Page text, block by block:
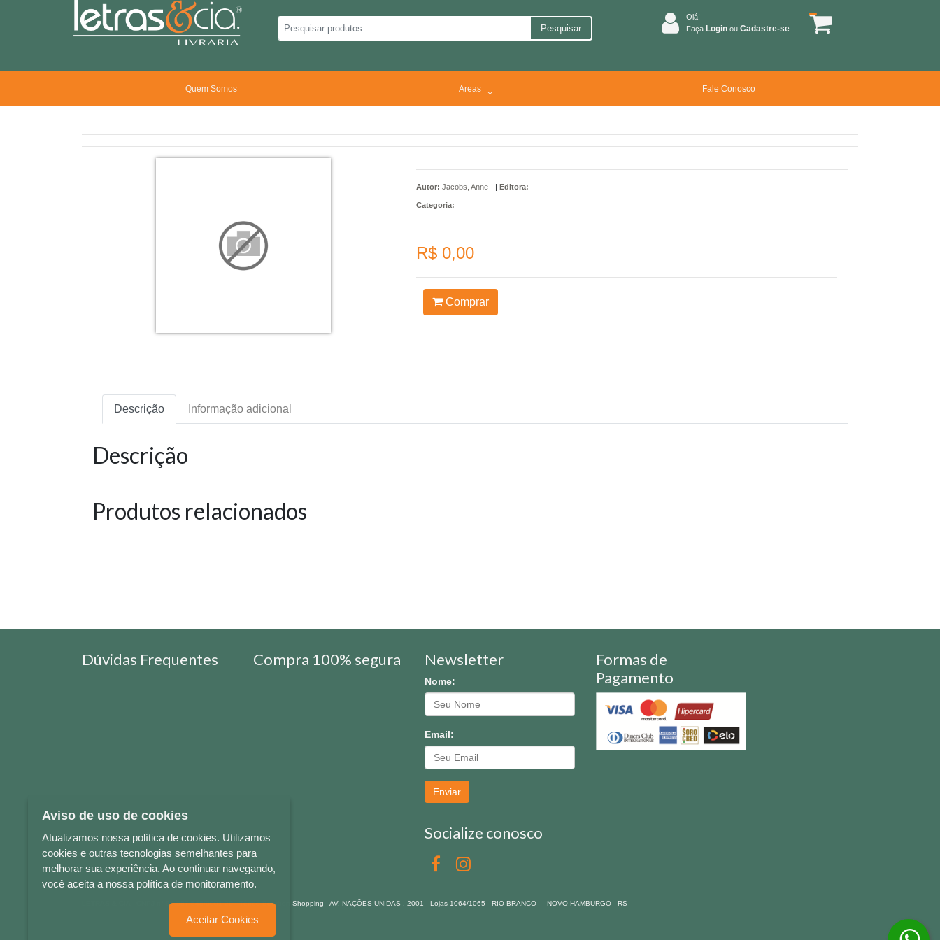
Pesquisar
Olá!
Faça Login ou Cadastre-se
Quem Somos Areas Fale Conosco
Autor: Jacobs, Anne | Editora:
Categoria:
R$ 0,00
Comprar
Descrição Informação adicional
Descrição
Produtos relacionados
Dúvidas Frequentes Compra 100% segura Newsletter
Nome:
Email:
Enviar
Socialize conosco
Formas de
Pagamento
LETRAS & CIA - CNPJ n° 88.587.548/0001-20 - Térreo Bourbon Shopping - AV. NAÇÕES UNIDAS , 2001 - Lojas 1064/1065 - RIO BRANCO - - NOVO HAMBURGO - RS
Aviso de uso de cookies
Atualizamos nossa política de cookies. Utilizamos
cookies e outras tecnologias semelhantes para
melhorar sua experiência. Ao continuar navegando,
você aceita a nossa política de monitoramento.
Aceitar Cookies